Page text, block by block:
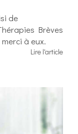
de
Brèves
à eux.
Lire l'article